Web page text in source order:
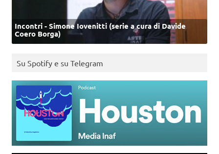
Incontri - Simone Iovenitti (serie a cura di Davide
Coero Borga)
Su Spotify e su Telegram